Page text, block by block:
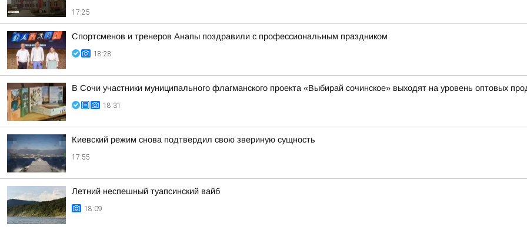
17:25
Спортсменов и тренеров Анапы поздравили с профессиональным праздником
18:28
В Сочи участники муниципального флагманского проекта «Выбирай сочинское» выходят на уровень оптовых
18:31
Киевский режим снова подтвердил свою звериную сущность
17:55
Летний неспешный туапсинский вайб
18:09